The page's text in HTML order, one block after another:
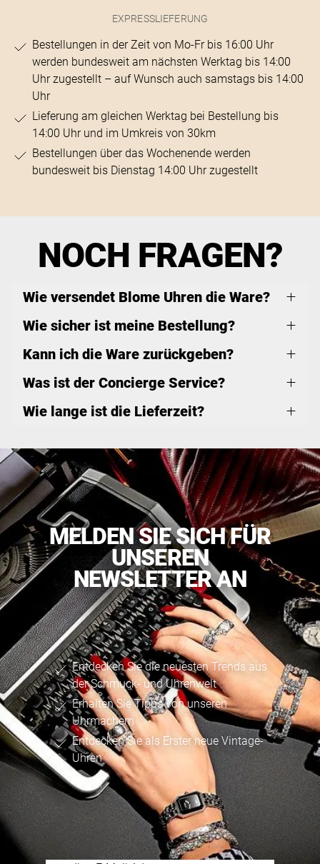
EXPRESSLIEFERUNG
Bestellungen in der Zeit von Mo-Fr bis 16:00 Uhr
werden bundesweit am nächsten Werktag bis 14:00
Uhr zugestellt – auf Wunsch auch samstags bis 14:00
Uhr
Lieferung am gleichen Werktag bei Bestellung bis
14:00 Uhr und im Umkreis von 30km
Bestellungen über das Wochenende werden
bundesweit bis Dienstag 14:00 Uhr zugestellt
NOCH FRAGEN?
Wie versendet Blome Uhren die Ware?
Wie sicher ist meine Bestellung?
Kann ich die Ware zurückgeben?
Was ist der Concierge Service?
Wie lange ist die Lieferzeit?
MELDEN SIE SICH FÜR
UNSEREN
NEWSLETTER AN
Entdecken Sie die neuesten Trends aus
der Schmuck- und Uhrenwelt
Erhalten Sie Tipps von unseren
Uhrmachern
Entdecken Sie als Erster neue Vintage-
Uhren